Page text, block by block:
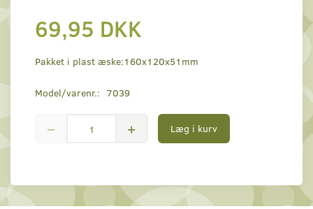
69,95 DKK
Pakket i plast æske:160x120x51mm
Model/varenr.: 7039
Læg i kurv